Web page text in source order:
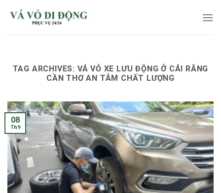
TAG ARCHIVES: VÁ VỎ XE LƯU ĐỘNG Ở CÁI RĂNG
CẦN THƠ AN TÂM CHẤT LƯỢNG
08
Th9